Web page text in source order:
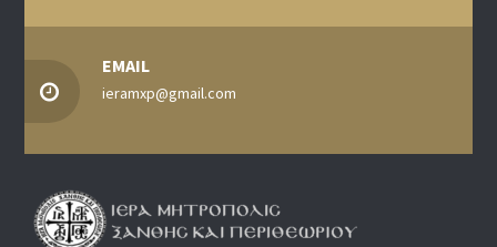
EMAIL
ieramxp@gmail.com